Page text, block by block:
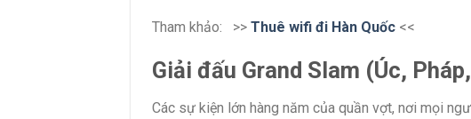
Tham khảo: >> Thuê wifi đi Hàn Quốc <<
Giải đấu Grand Slam (Úc,
Các sự kiện lớn hàng năm của quần vợt, nơi mọi